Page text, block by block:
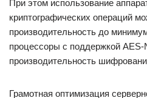
При этом использование
криптографических операций
производительность до
процессоры с поддержкой
производительность
Грамотная оптимизация